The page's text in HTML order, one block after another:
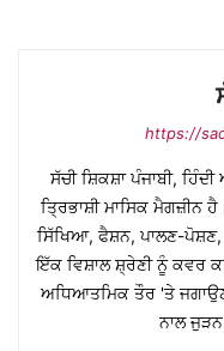
https://
ਸੱਚੀ ਸ਼ਿਕਸ਼ਾ ਪੰਜਾਬੀ,
ਤ੍ਰਿਭਾਸ਼ੀ ਮਾਸਿਕ ਮੈਗਜ਼ੀਨ
ਸਿੱਖਿਆ, ਫੈਸ਼ਨ, ਪਾਲਣ-
ਇੱਕ ਵਿਸ਼ਾਲ ਸ਼੍ਰੇਣੀ ਨੂੰ ਕਵਰ
ਅਧਿਆਤਮਿਕ ਤੌਰ 'ਤੇ
ਨਾਲ